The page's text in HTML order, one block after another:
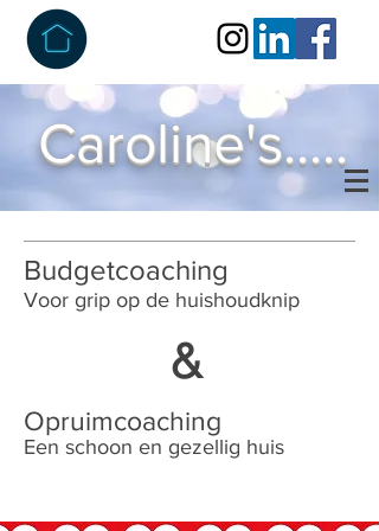
Caroline's.....
Voor grip op de huishoudknip
Budgetcoaching
&
Een schoon en gezellig huis
Opruimcoaching